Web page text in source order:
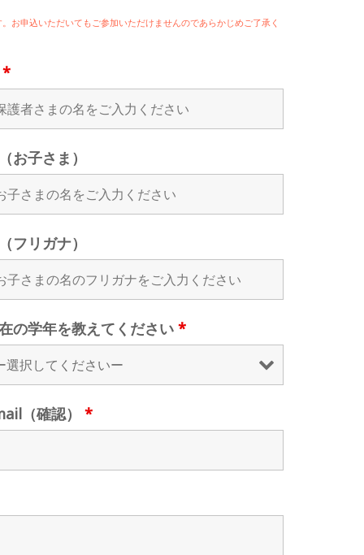
お申込いただいてもご参加いただけませんのであらかじめご了承く
*
お子さま）
フリガナ）
の学年を教えてください*
（確認）*